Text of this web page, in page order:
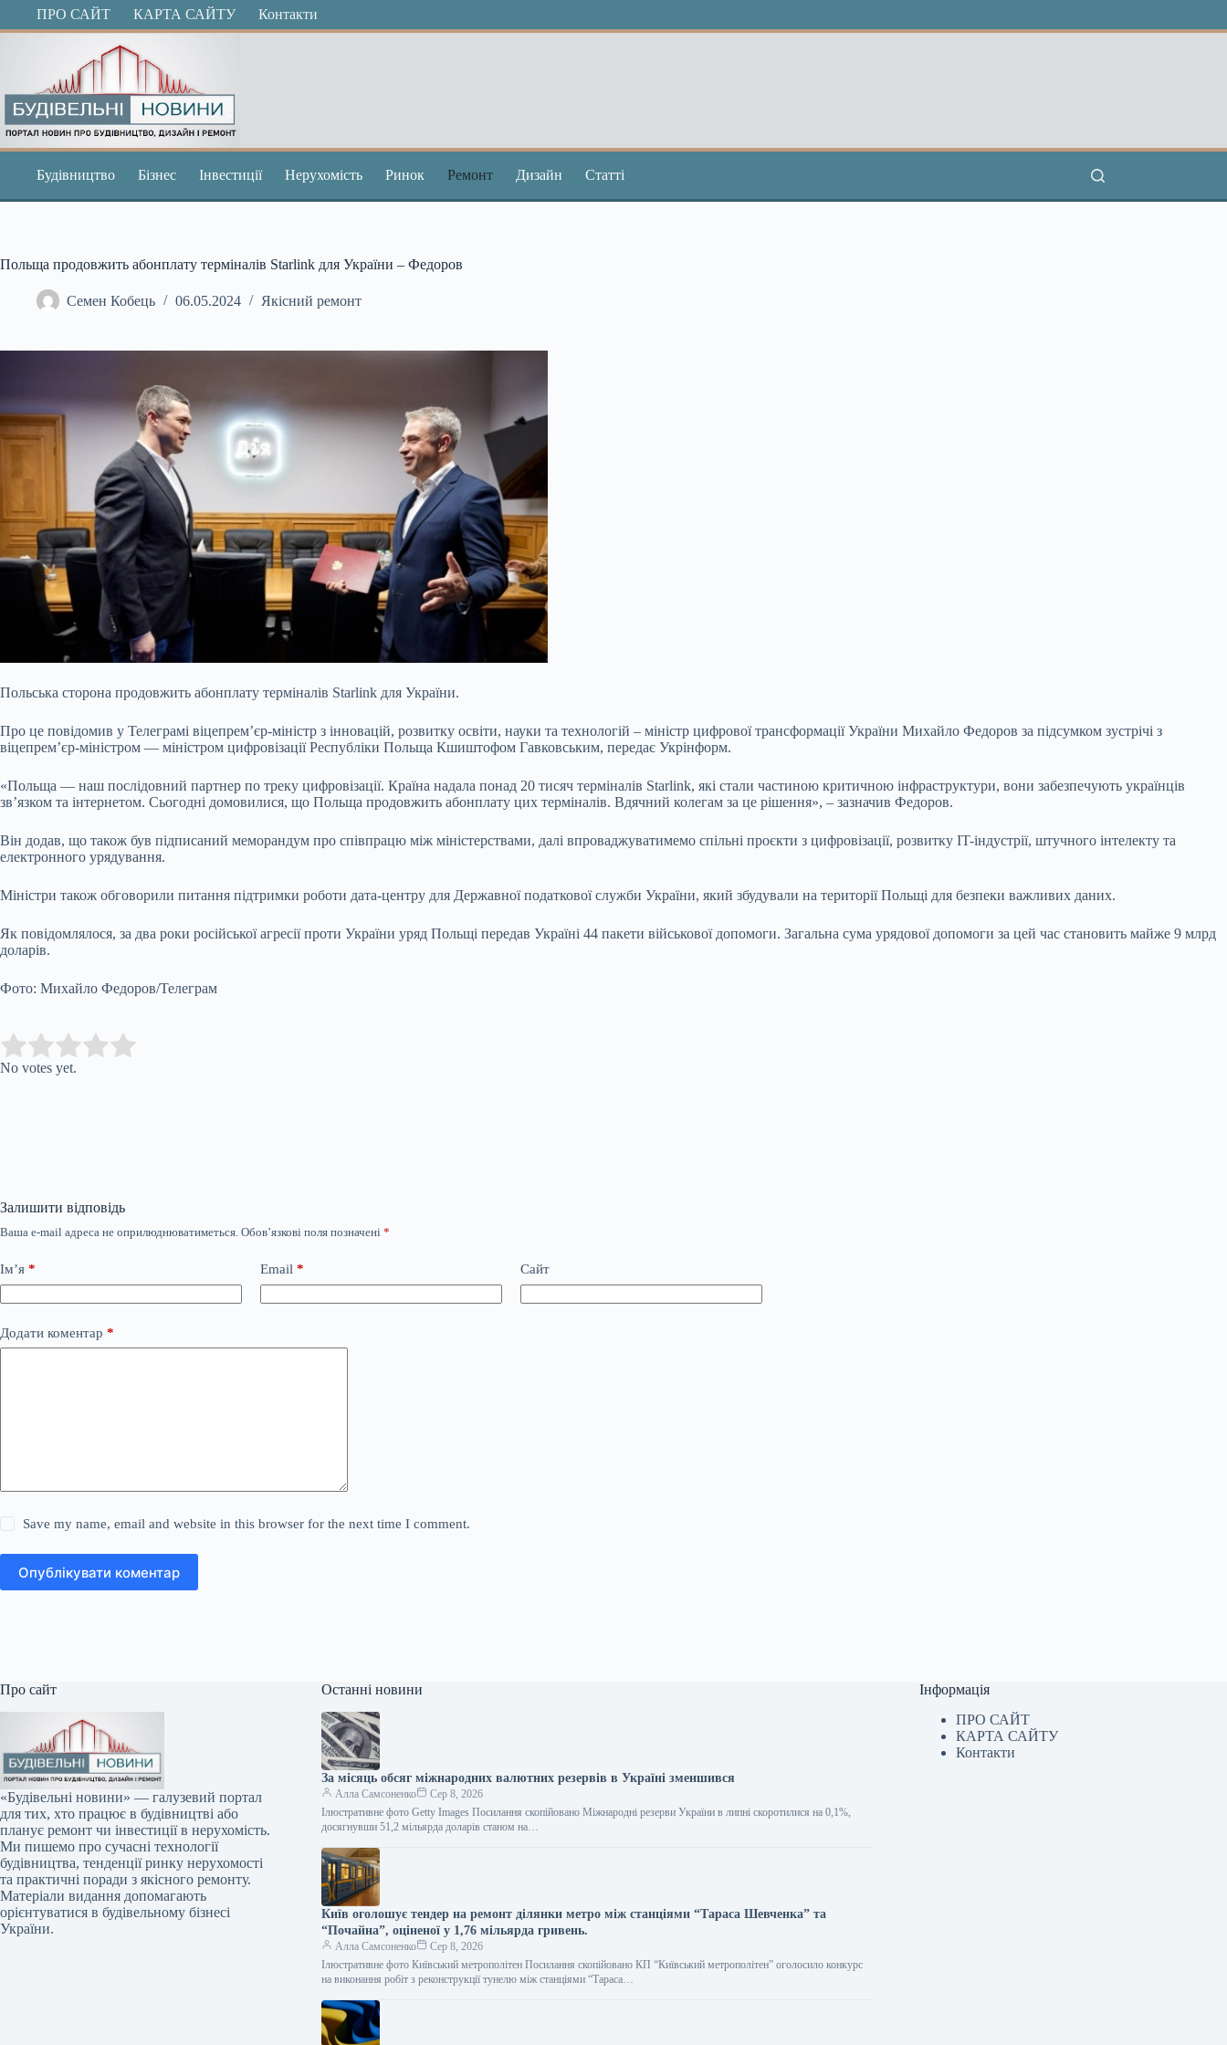
ПерейтиПРО САЙТ КАРТА САЙТУ Контакти
Будівництво Бізнес Інвестиції Нерухомість Ринок Ремонт Дизайн Статті
Польща продовжить абонплату терміналів Starlink для України – Федоров
Семен Кобець 06.05.2024 Якісний ремонт
Польська сторона продовжить абонплату терміналів Starlink для України.
Про це повідомив у Телеграмі віцепрем’єр-міністр з інновацій, розвитку освіти, науки та технологій – міністр цифрової трансформації України Михайло Федоров за підсумком зустрічі з
віцепрем’єр-міністром — міністром цифровізації Республіки Польща Кшиштофом Гавковським, передає Укрінформ.
«Польща — наш послідовний партнер по треку цифровізації. Країна надала понад 20 тисяч терміналів Starlink, які стали частиною критичною інфраструктури, вони забезпечують українців
звʼязком та інтернетом. Сьогодні домовилися, що Польща продовжить абонплату цих терміналів. Вдячний колегам за це рішення», – зазначив Федоров.
Він додав, що також був підписаний меморандум про співпрацю між міністерствами, далі впроваджуватимемо спільні проєкти з цифровізації, розвитку IT-індустрії, штучного інтелекту та
електронного урядування.
Міністри також обговорили питання підтримки роботи дата-центру для Державної податкової служби України, який збудували на території Польщі для безпеки важливих даних.
Як повідомлялося, за два роки російської агресії проти України уряд Польщі передав Україні 44 пакети військової допомоги. Загальна сума урядової допомоги за цей час становить майже 9 млрд
доларів.
Фото: Михайло Федоров/Телеграм
Rate this item:
No votes yet.
Залишити відповідь
Ваша e-mail адреса не оприлюднюватиметься. Обов’язкові поля позначені *
Ім’я * Email * Сайт
Додати коментар *
Save my name, email and website in this browser for the next time I comment.
Опублікувати коментар
Про сайт
«Будівельні новини» — галузевий портал
для тих, хто працює в будівництві або
планує ремонт чи інвестиції в нерухомість.
Ми пишемо про сучасні технології
будівництва, тенденції ринку нерухомості
та практичні поради з якісного ремонту.
Матеріали видання допомагають
орієнтуватися в будівельному бізнесі
України.
Останні новини
За місяць обсяг міжнародних валютних резервів в Україні зменшився
Алла Самсоненко
Сер 8, 2026
Ілюстративне фото Getty Images Посилання скопійовано Міжнародні резерви України в липні скоротилися на 0,1%,
досягнувши 51,2 мільярда доларів станом на…
Київ оголошує тендер на ремонт ділянки метро між станціями “Тараса Шевченка” та
“Почайна”, оціненої у 1,76 мільярда гривень.
Алла Самсоненко
Сер 8, 2026
Ілюстративне фото Київський метрополітен Посилання скопійовано КП “Київський метрополітен” оголосило конкурс
на виконання робіт з реконструкції тунелю між станціями “Тараса…
Інформація
ПРО САЙТ
КАРТА САЙТУ
Контакти